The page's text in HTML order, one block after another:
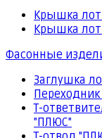
Крышка
Крышка
Фасонные
Заглушка
Т-
"ПЛЮС"